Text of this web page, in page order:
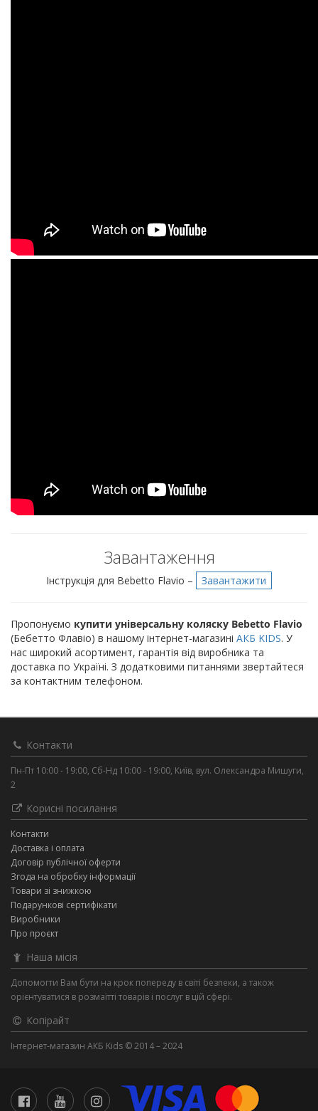
Завантаження
Інструкція для Bebetto Flavio – Завантажити
Пропонуємо купити універсальну коляску Bebetto Flavio
(Бебетто Флавіо) в нашому інтернет-магазині АКБ KIDS. У
нас широкий асортимент, гарантія від виробника та
доставка по Україні. З додатковими питаннями звертайтеся
за контактним телефоном.
Контакти
Пн-Пт 10:00 - 19:00, Сб-Нд 10:00 - 19:00, Київ, вул. Олександра Мишуги,
2
Корисні посилання
Контакти
Доставка і оплата
Договір публічної оферти
Згода на обробку інформації
Товари зі знижкою
Подарункові сертифікати
Виробники
Про проєкт
Наша місія
Допомогти Вам бути на крок попереду в світі безпеки, а також
орієнтуватися в розмаїтті товарів і послуг в цій сфері.
Копірайт
Інтернет-магазин АКБ Kids © 2014 – 2024